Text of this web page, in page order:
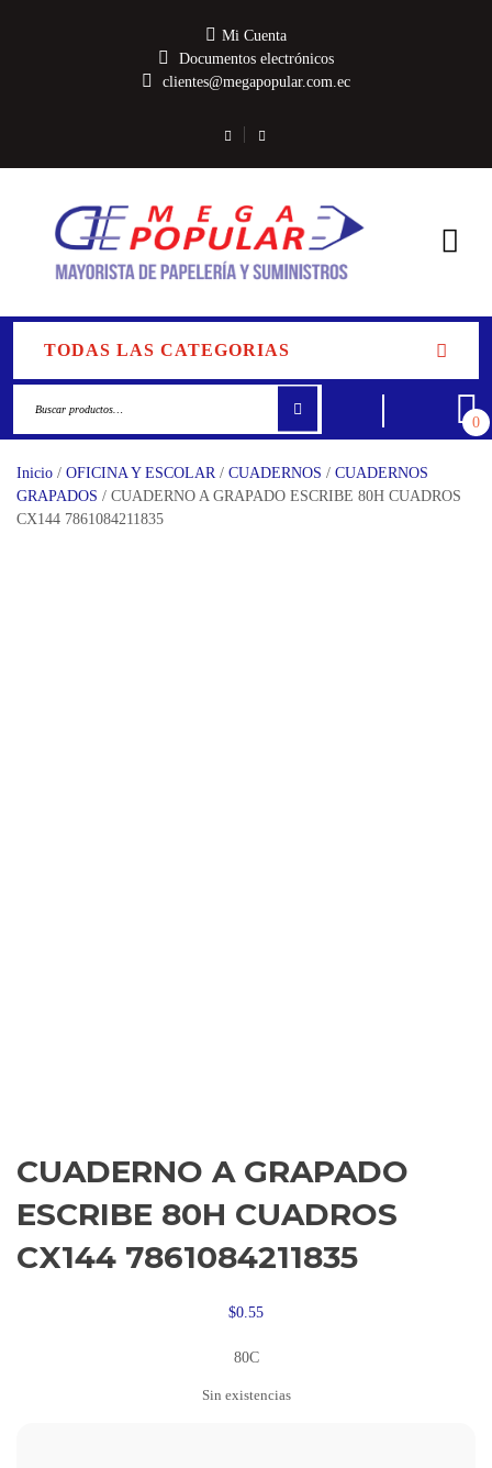
Mi Cuenta
Documentos electrónicos
clientes@megapopular.com.ec
TODAS LAS CATEGORIAS
0
Inicio / OFICINA Y ESCOLAR / CUADERNOS / CUADERNOS
GRAPADOS / CUADERNO A GRAPADO ESCRIBE 80H CUADROS
CX144 7861084211835
CUADERNO A GRAPADO
ESCRIBE 80H CUADROS
CX144 7861084211835
$0.55
80C
Sin existencias